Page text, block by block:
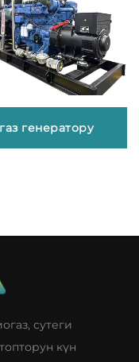
генератору
сутеги
күн